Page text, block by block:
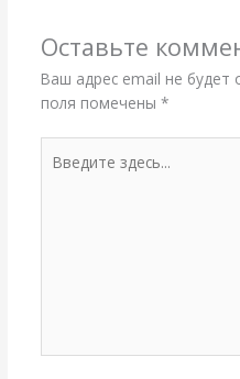
Оставьте
Ваш адрес email не будет
поля помечены *
здесь...